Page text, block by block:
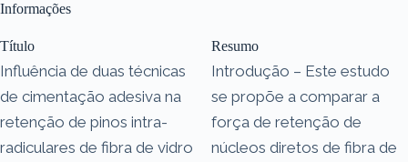
Informações
Título
Influência de duas técnicas
de cimentação adesiva na
retenção de pinos intra-
radiculares de fibra de vidro
Resumo
Introdução – Este estudo
se propõe a comparar a
força de retenção de
núcleos diretos de fibra de